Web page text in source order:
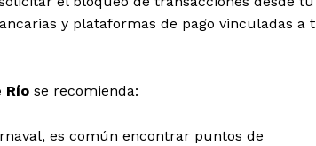
y plataformas de pago vinculadas a
Río se recomienda:
es común encontrar puntos de